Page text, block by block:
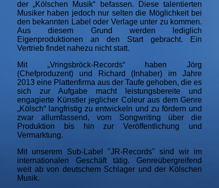
der „Kölschen Musik“ befassen. Diese talentierten
Musiker haben jedoch nur selten die Möglichkeit bei
den bekannten Label oder Verlage unter zu kommen.
Aus diesem Grund werden lediglich
Eigenproduktionen an den Start gebracht. Ein
Vertrieb findet nahezu nicht statt.
Mit „Vringsbröck-Records“ haben Jörg
(Chefproduzent) und Richard (Inhaber) im Jahre
2013 eine Plattenfirma aus der Taufe gehoben, die es
sich zur Aufgabe macht leistungsbereite und
engagierte Künstler jeglicher Coleur aus dem Genre
„Kölsch“ langfristig zu entwickeln und zu fördern und
zwar allumfassend, vom Songwriting über die
Produktion bis hin zur Veröffentlichung und
Vermarktung.
Mit unserem Sub-Label "JR-Records" sind wir im
internationalen Geschäft tätig. Genreübergreifend
weit ab von deutschem Schlager und der Kölschen
Musik.